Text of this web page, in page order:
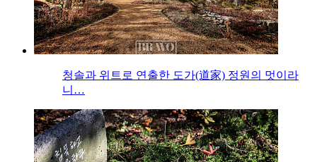
청솔과 위트로 연출한 도가(道家) 정원의 멋이라
니…